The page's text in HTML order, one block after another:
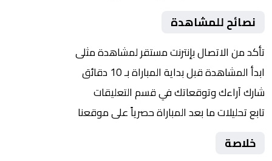
نصائح للمشاهدة
تأكد من الاتصال بإنترنت مستقر لمشاهدة مثلى
ابدأ المشاهدة قبل بداية المباراة بـ 10 دقائق
شارك آراءك وتوقعاتك في قسم التعليقات
تابع تحليلات ما بعد المباراة حصرياً على موقعنا
خلاصة